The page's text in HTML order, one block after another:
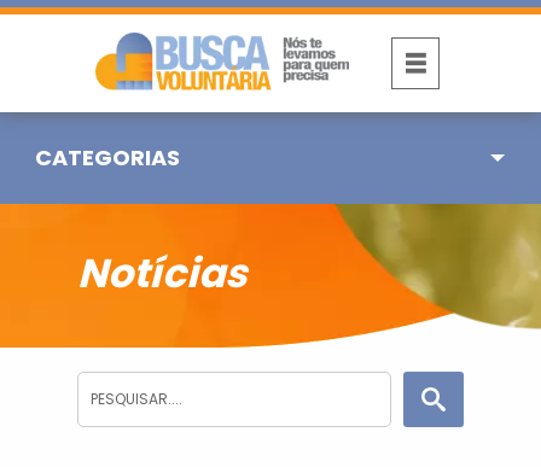
CATEGORIAS
Notícias